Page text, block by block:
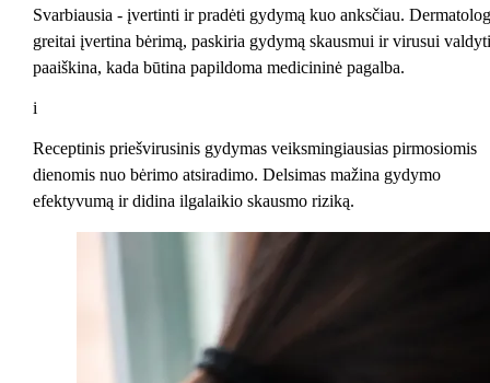
Svarbiausia - įvertinti ir pradėti gydymą kuo anksčiau.
greitai įvertina bėrimą, paskiria gydymą skausmui ir virusui
paaiškina, kada būtina papildoma medicininė pagalba.
i
Receptinis priešvirusinis gydymas veiksmingiausias pirmosiomis
dienomis nuo bėrimo atsiradimo. Delsimas mažina gydymo
efektyvumą ir didina ilgalaikio skausmo riziką.